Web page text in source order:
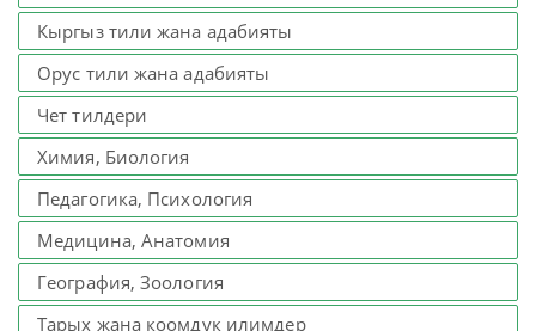
Кыргыз тили жана адабияты
Орус тили жана адабияты
Чет тилдери
Химия, Биология
Педагогика, Психология
Медицина, Анатомия
География, Зоология
Тарых жана коомдук илимдер